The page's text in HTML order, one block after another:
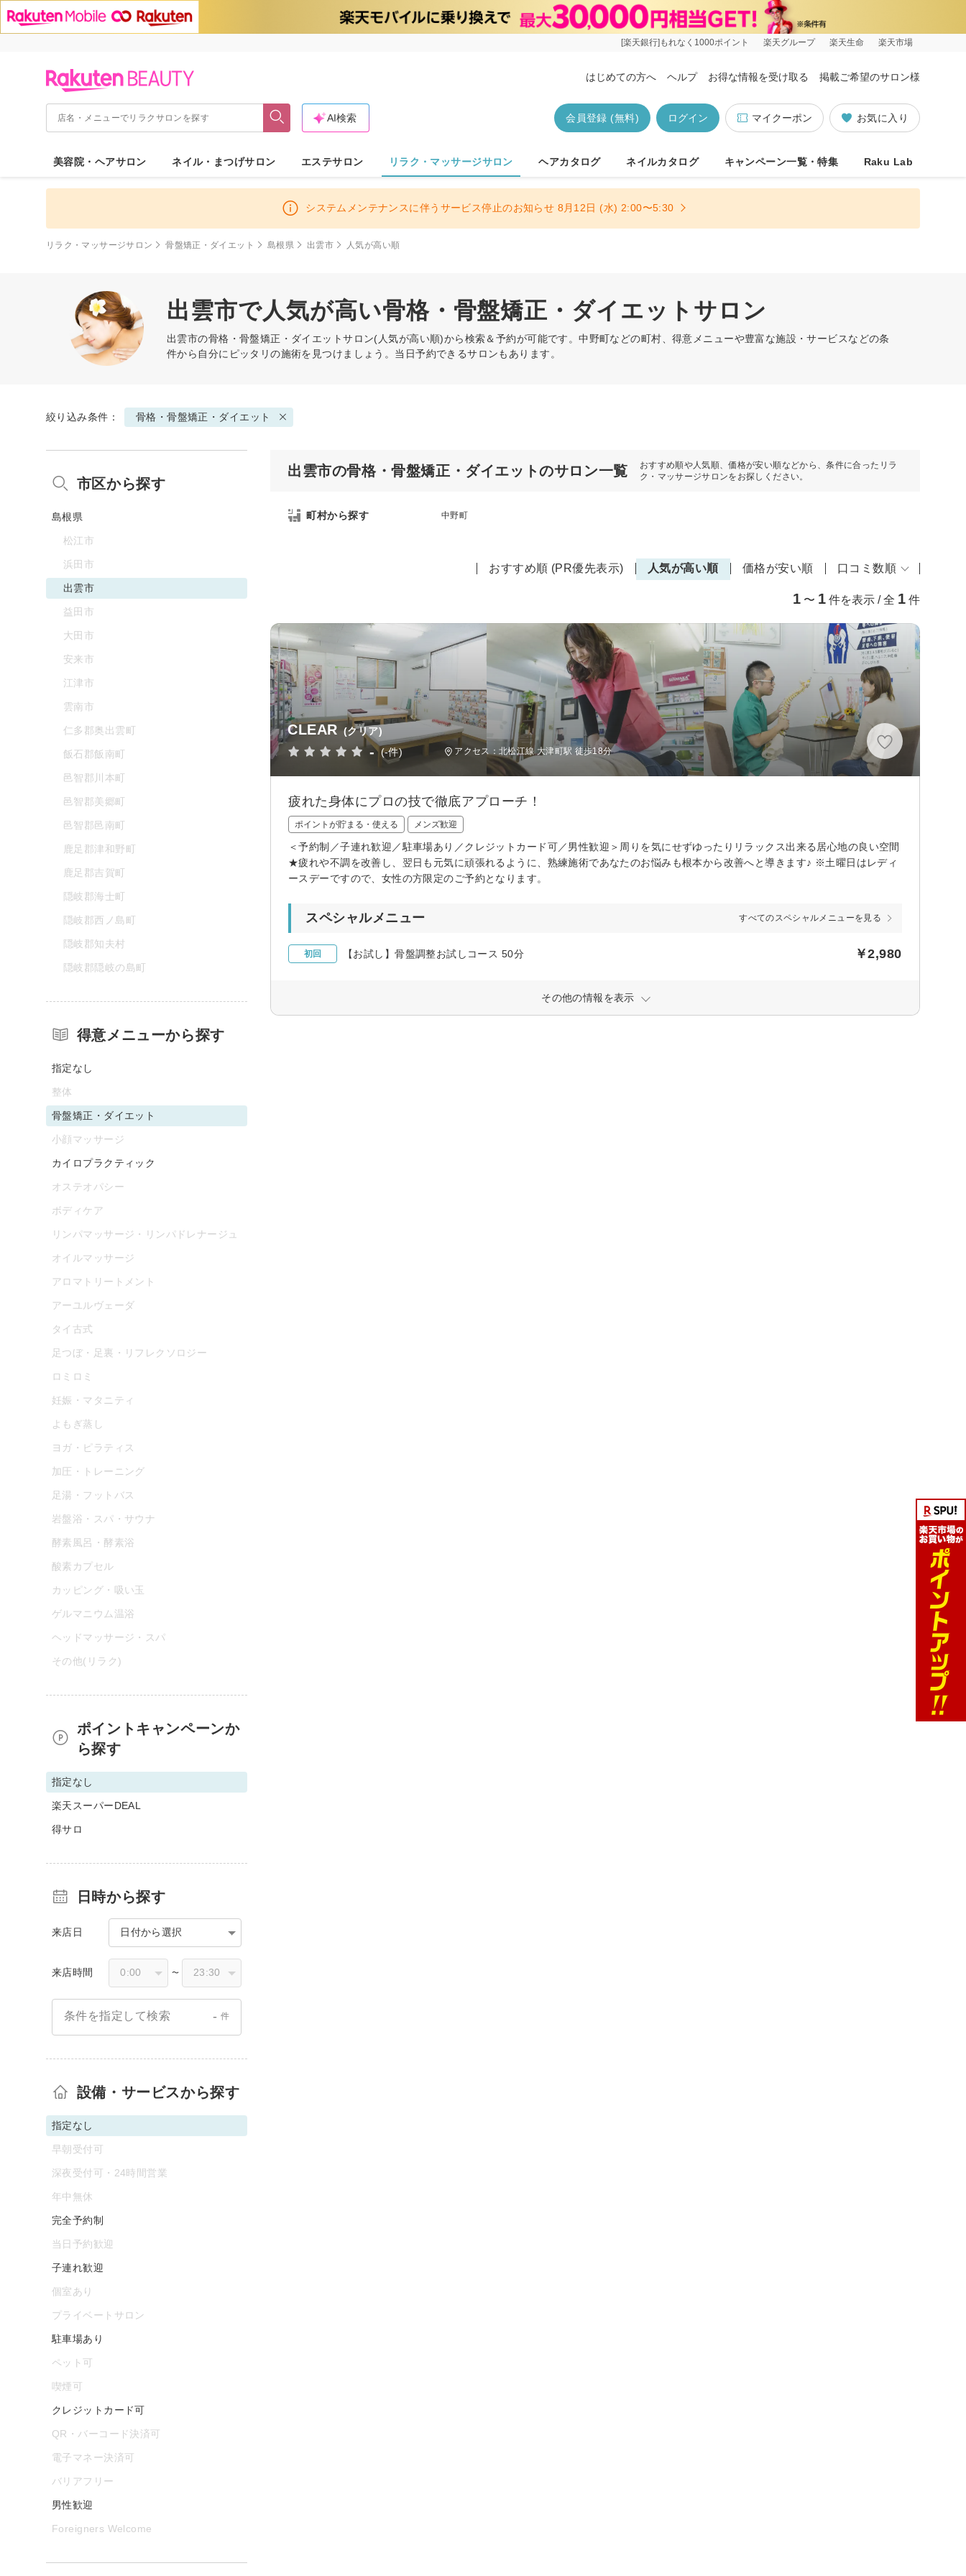
[楽天銀行]もれなく1000ポイント 楽天グループ 楽天生命 楽天市場
はじめての方へ ヘルプ お得な情報を受け取る 掲載ご希望のサロン様
お気に入り
マイクーポン
ログイン
会員登録 (無料)
AI検索
美容院・ヘアサロン ネイル・まつげサロン エステサロン リラク・マッサージサロン ヘアカタログ ネイルカタログ キャンペーン一覧・特集 Raku Lab
システムメンテナンスに伴うサービス停止のお知らせ 8月12日 (水) 2:00〜5:30
リラク・マッサージサロン 骨盤矯正・ダイエット 島根県 出雲市 人気が高い順
出雲市で人気が高い骨格・骨盤矯正・ダイエットサロン
出雲市の骨格・骨盤矯正・ダイエットサロン(人気が高い順)から検索＆予約が可能です。中野町などの町村、得意メニューや豊富な施設・サービスなどの条
件から自分にピッタリの施術を見つけましょう。当日予約できるサロンもあります。
絞り込み条件： 骨格・骨盤矯正・ダイエット
出雲市の骨格・骨盤矯正・ダイエットのサロン一覧
おすすめ順や人気順、価格が安い順などから、条件に合ったリラ
ク・マッサージサロンをお探しください。
町村から探す 中野町
おすすめ順 (PR優先表示) 人気が高い順 価格が安い順 口コミ数順
1 〜 1 件を表示 / 全 1 件
CLEAR (クリア)
- (-件) アクセス：北松江線 大津町駅 徒歩18分
疲れた身体にプロの技で徹底アプローチ！
ポイントが貯まる・使える メンズ歓迎
＜予約制／子連れ歓迎／駐車場あり／クレジットカード可／男性歓迎＞周りを気にせずゆったりリラックス出来る居心地の良い空間
★疲れや不調を改善し、翌日も元気に頑張れるように、熟練施術であなたのお悩みも根本から改善へと導きます♪ ※土曜日はレディ
ースデーですので、女性の方限定のご予約となります。
スペシャルメニュー すべてのスペシャルメニューを見る
初回 【お試し】骨盤調整お試しコース 50分 ￥2,980
その他の情報を表示
市区から探す
島根県
松江市
浜田市
出雲市
益田市
大田市
安来市
江津市
雲南市
仁多郡奥出雲町
飯石郡飯南町
邑智郡川本町
邑智郡美郷町
邑智郡邑南町
鹿足郡津和野町
鹿足郡吉賀町
隠岐郡海士町
隠岐郡西ノ島町
隠岐郡知夫村
隠岐郡隠岐の島町
得意メニューから探す
指定なし
整体
骨盤矯正・ダイエット
小顔マッサージ
カイロプラクティック
オステオパシー
ボディケア
リンパマッサージ・リンパドレナージュ
オイルマッサージ
アロマトリートメント
アーユルヴェーダ
タイ古式
足つぼ・足裏・リフレクソロジー
ロミロミ
妊娠・マタニティ
よもぎ蒸し
ヨガ・ピラティス
加圧・トレーニング
足湯・フットバス
岩盤浴・スパ・サウナ
酵素風呂・酵素浴
酸素カプセル
カッピング・吸い玉
ゲルマニウム温浴
ヘッドマッサージ・スパ
その他(リラク)
ポイントキャンペーンか
ら探す
指定なし
楽天スーパーDEAL
得サロ
日時から探す
来店日 日付から選択
来店時間 〜
条件を指定して検索 - 件
設備・サービスから探す
指定なし
早朝受付可
深夜受付可・24時間営業
年中無休
完全予約制
当日予約歓迎
子連れ歓迎
個室あり
プライベートサロン
駐車場あり
ペット可
喫煙可
クレジットカード可
QR・バーコード決済可
電子マネー決済可
バリアフリー
男性歓迎
Foreigners Welcome